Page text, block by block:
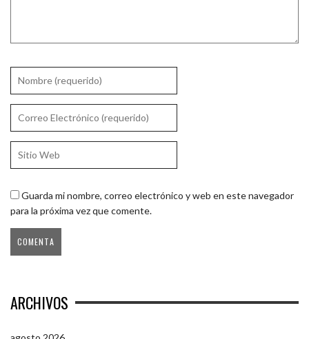
Guarda mi nombre, correo electrónico y web en este navegador
para la próxima vez que comente.
ARCHIVOS